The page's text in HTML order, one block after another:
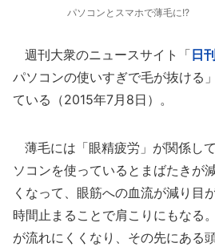
パソコンとスマホで薄毛に!?
週刊大衆のニュースサイト「 日
パソコンの使いすぎで毛が抜ける
ている（2015年7月8日）。
薄毛には「眼精疲労」が関係し
ソコンを使っているとまばたきが
くなって、眼筋への血流が減り目
時間止まることで肩こりにもなる
が流れにくくなり、その先にある